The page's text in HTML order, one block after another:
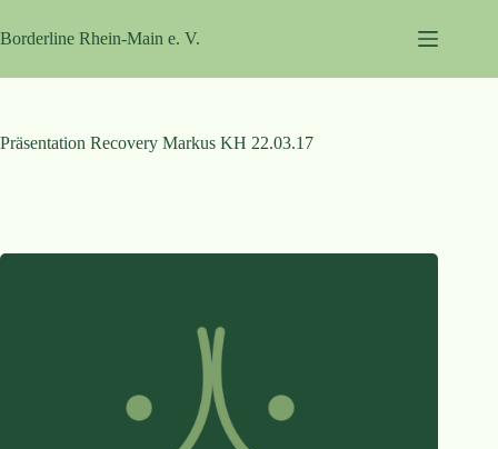
Inhalt
springen
Borderline Rhein-Main e. V.
Präsentation Recovery Markus KH 22.03.17